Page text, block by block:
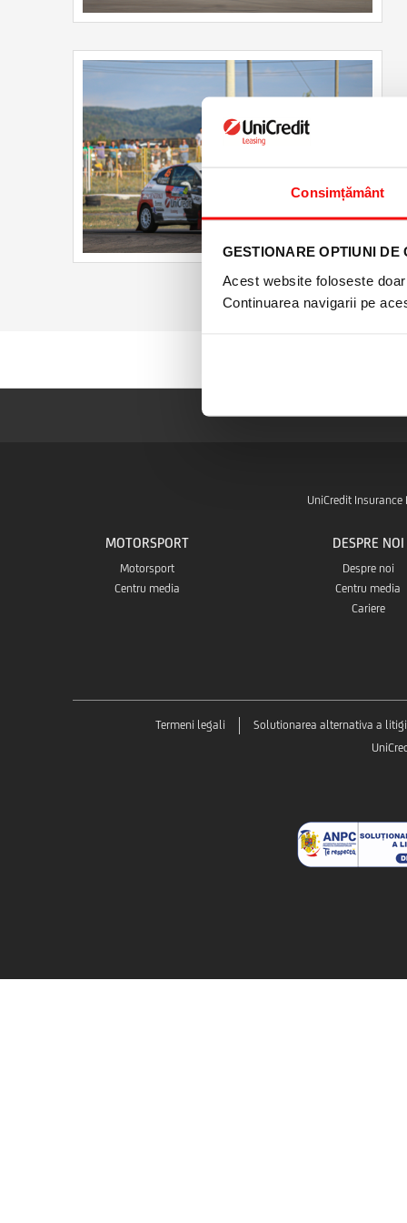
Consimțământ
GESTIONARE OPTIUNI DE
Acest website foloseste
Continuarea navigarii pe
UniCredit Insurance
MOTORSPORT
Motorsport
Centru media
DESPRE NOI
Despre noi
Centru media
Cariere
Termeni legali
Solutionarea alternativa a